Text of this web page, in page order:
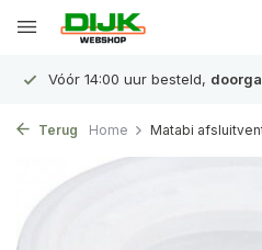
Vóór 14:00 uur besteld,
Terug Home Matabi